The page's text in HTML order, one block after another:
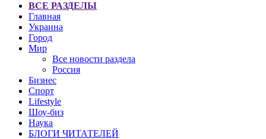
ВСЕ РАЗДЕЛЫ
Главная
Украина
Город
Мир
Все новости раздела
Россия
Бизнес
Спорт
Lifestyle
Шоу-биз
Наука
БЛОГИ ЧИТАТЕЛЕЙ